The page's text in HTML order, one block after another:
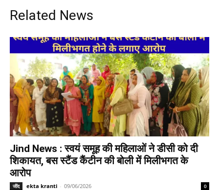
Related News
Jind News : स्वयं समूह की महिलाओं ने डीसी को दी
शिकायत, बस स्टैंड कैंटीन की बोली में मिलीभगत के
आरोप
जींद ekta kranti - 09/06/2026 0